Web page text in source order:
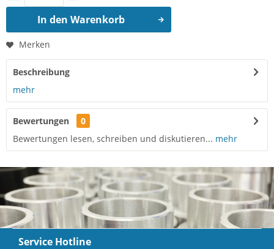
In den Warenkorb
Merken
Beschreibung
mehr
Bewertungen
0
Bewertungen lesen, schreiben und diskutieren... mehr
Service Hotline